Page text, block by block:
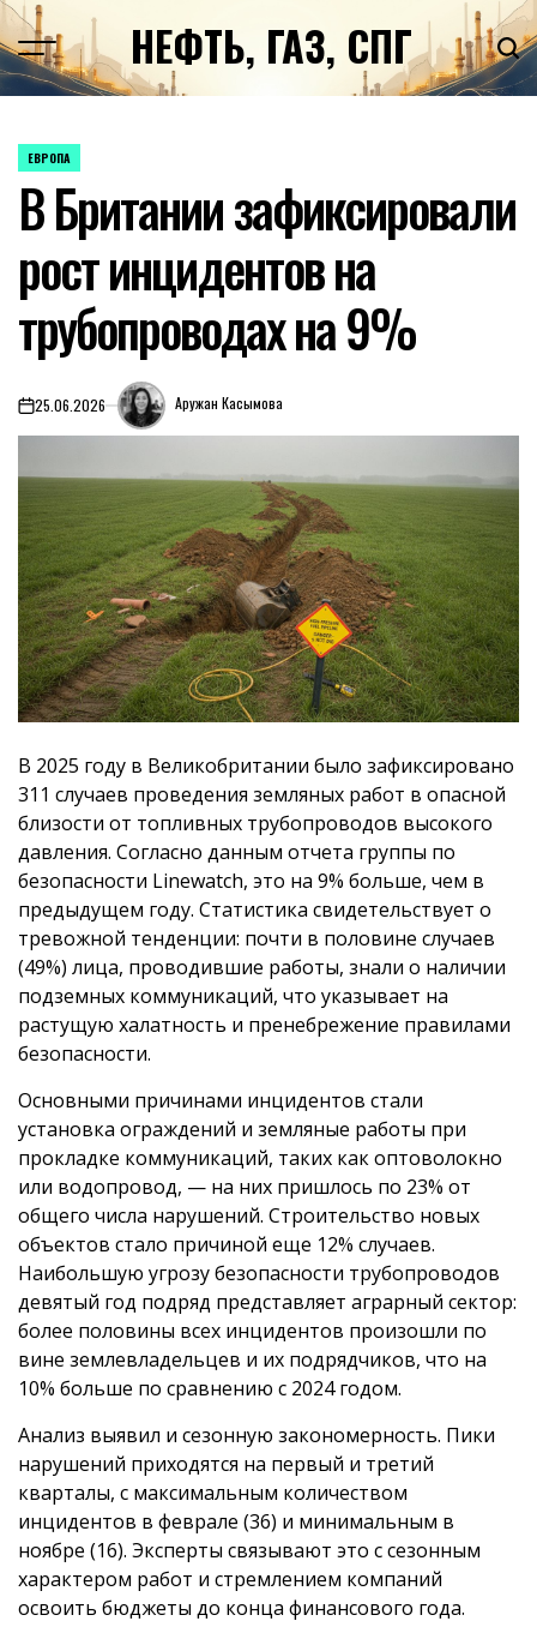
Перейти
к
содержимомуНЕФТЬ, ГАЗ, СПГ
ОПУБЛИКОВАНО
ЕВРОПА
В Британии зафиксировали
рост инцидентов на
трубопроводах на 9%
on25.06.2026 Аружан Касымова
В 2025 году в Великобритании было зафиксировано
311 случаев проведения земляных работ в опасной
близости от топливных трубопроводов высокого
давления. Согласно данным отчета группы по
безопасности Linewatch, это на 9% больше, чем в
предыдущем году. Статистика свидетельствует о
тревожной тенденции: почти в половине случаев
(49%) лица, проводившие работы, знали о наличии
подземных коммуникаций, что указывает на
растущую халатность и пренебрежение правилами
безопасности.
Основными причинами инцидентов стали
установка ограждений и земляные работы при
прокладке коммуникаций, таких как оптоволокно
или водопровод, — на них пришлось по 23% от
общего числа нарушений. Строительство новых
объектов стало причиной еще 12% случаев.
Наибольшую угрозу безопасности трубопроводов
девятый год подряд представляет аграрный сектор:
более половины всех инцидентов произошли по
вине землевладельцев и их подрядчиков, что на
10% больше по сравнению с 2024 годом.
Анализ выявил и сезонную закономерность. Пики
нарушений приходятся на первый и третий
кварталы, с максимальным количеством
инцидентов в феврале (36) и минимальным в
ноябре (16). Эксперты связывают это с сезонным
характером работ и стремлением компаний
освоить бюджеты до конца финансового года.